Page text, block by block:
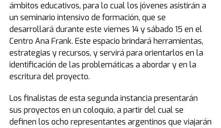
ámbitos educativos, para lo cual los jóvenes asistirán a
un seminario intensivo de formación, que se
desarrollará durante este viernes 14 y sábado 15 en el
Centro Ana Frank. Este espacio brindará herramientas,
estrategias y recursos, y servirá para orientarlos en la
identificación de las problemáticas a abordar y en la
escritura del proyecto.
Los finalistas de esta segunda instancia presentarán
sus proyectos en un coloquio, a partir del cual se
definen los ocho representantes argentinos que viajarán